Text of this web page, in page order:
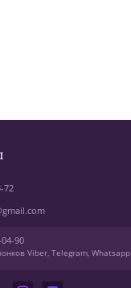
72
90
Viber, Telegram, Whatsapp